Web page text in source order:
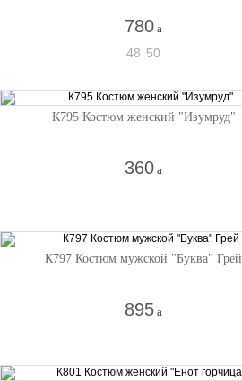
780 a
48 50
К795 Костюм женский "Изумруд"
360 a
К797 Костюм мужской "Буква" Грей
895 a